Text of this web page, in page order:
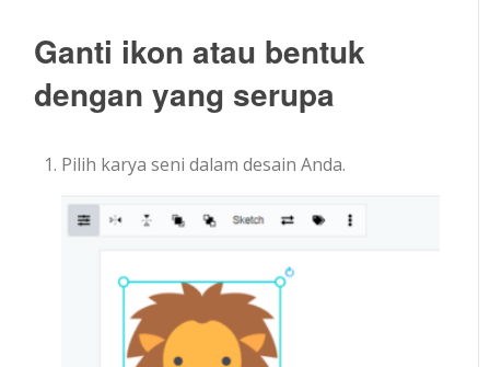
Ganti ikon atau bentuk
dengan yang serupa
Pilih karya seni dalam desain Anda.